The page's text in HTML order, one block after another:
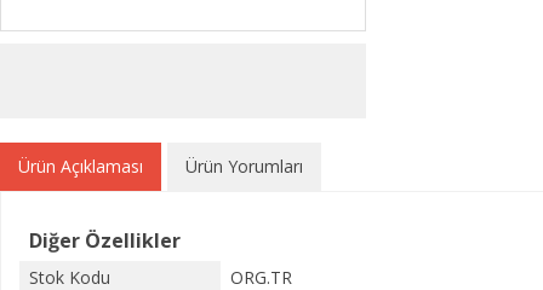
Ürün Açıklaması Ürün Yorumları
Diğer Özellikler
Stok Kodu
ORG.TR